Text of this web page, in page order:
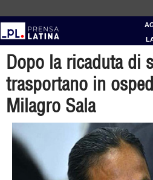
Dopo la ricaduta di
trasportano in
Milagro Sala